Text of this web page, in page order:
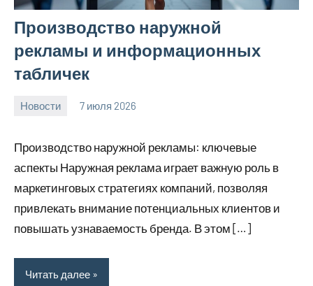
Производство наружной
рекламы и информационных
табличек
Новости 7 июля 2026
Производство наружной рекламы: ключевые
аспекты Наружная реклама играет важную роль в
маркетинговых стратегиях компаний, позволяя
привлекать внимание потенциальных клиентов и
повышать узнаваемость бренда. В этом […]
Читать далее